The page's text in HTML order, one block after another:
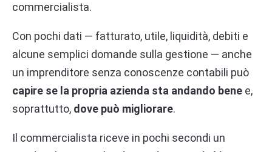
commercialista.
Con pochi dati — fatturato, utile, liquidità, debiti e
alcune semplici domande sulla gestione — anche
un imprenditore senza conoscenze contabili può
capire se la propria azienda sta andando bene e,
soprattutto, dove può migliorare.
Il commercialista riceve in pochi secondi un